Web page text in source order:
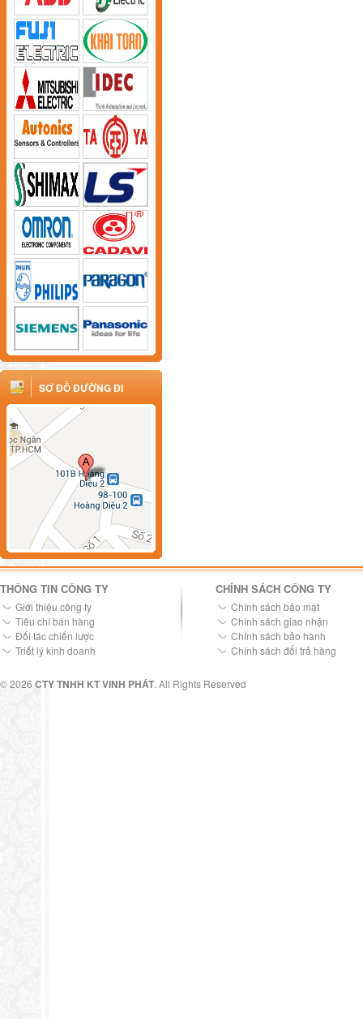
SƠ ĐỒ ĐƯỜNG ĐI
THÔNG TIN CÔNG TY
Giới thiệu công ty
Tiêu chí bán hàng
Đối tác chiến lược
Triết lý kinh doanh
CHÍNH SÁCH CÔNG TY
Chính sách bảo mật
Chính sách giao nhận
Chính sách bảo hành
Chính sách đổi trả hàng
© 2026 CTY TNHH KT VINH PHÁT. All Rights Reserved